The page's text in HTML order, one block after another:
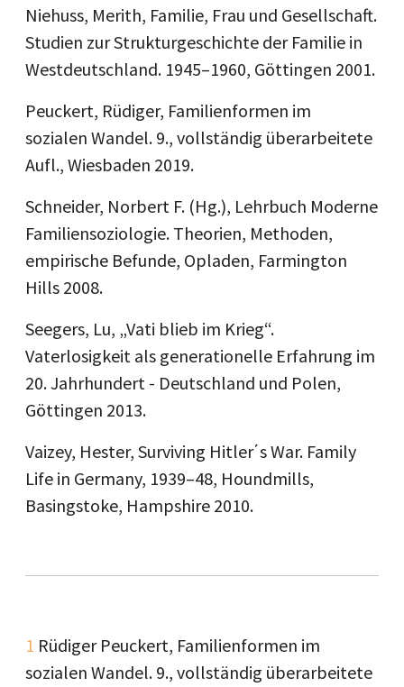
Niehuss, Merith, Familie, Frau und Gesellschaft.
Studien zur Strukturgeschichte der Familie in
Westdeutschland. 1945–1960, Göttingen 2001.
Peuckert, Rüdiger, Familienformen im
sozialen Wandel. 9., vollständig überarbeitete
Aufl., Wiesbaden 2019.
Schneider, Norbert F. (Hg.), Lehrbuch Moderne
Familiensoziologie. Theorien, Methoden,
empirische Befunde, Opladen, Farmington
Hills 2008.
Seegers, Lu, „Vati blieb im Krieg“.
Vaterlosigkeit als generationelle Erfahrung im
20. Jahrhundert - Deutschland und Polen,
Göttingen 2013.
Vaizey, Hester, Surviving Hitler΄s War. Family
Life in Germany, 1939–48, Houndmills,
Basingstoke, Hampshire 2010.
1 Rüdiger Peuckert, Familienformen im
sozialen Wandel. 9., vollständig überarbeitete